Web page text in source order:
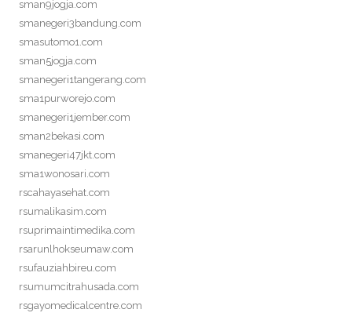
sman9jogja.com
smanegeri3bandung.com
smasutomo1.com
sman5jogja.com
smanegeri1tangerang.com
sma1purworejo.com
smanegeri1jember.com
sman2bekasi.com
smanegeri47jkt.com
sma1wonosari.com
rscahayasehat.com
rsumalikasim.com
rsuprimaintimedika.com
rsarunlhokseumaw.com
rsufauziahbireu.com
rsumumcitrahusada.com
rsgayomedicalcentre.com